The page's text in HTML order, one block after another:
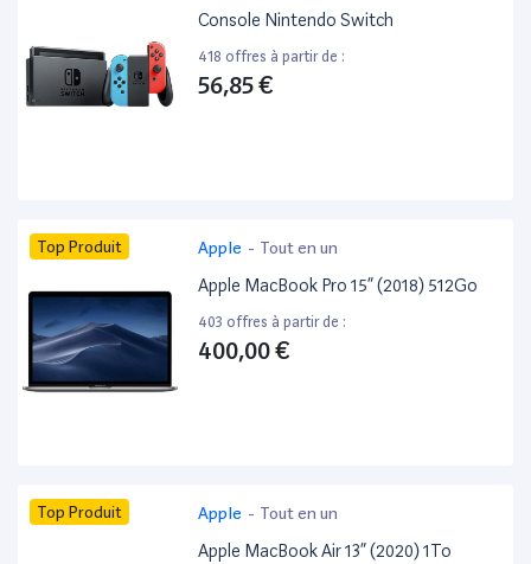
Console Nintendo Switch
418 offres à partir de :
56,85 €
Top Produit Apple - Tout en un
Apple MacBook Pro 15” (2018) 512Go
403 offres à partir de :
400,00 €
Top Produit Apple - Tout en un
Apple MacBook Air 13” (2020) 1To